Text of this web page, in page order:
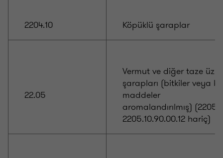
2204.10 Köpüklü şaraplar
22.05
Vermut ve diğer taze
şarapları (bitkiler veya
maddeler
aromalandırılmış)
2205.10.90.00.12 hariç)